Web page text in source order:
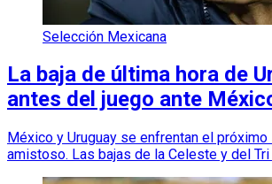
Selección Mexicana
La baja de última hora de
antes del juego ante
México y Uruguay se enfrentan el próximo
amistoso. Las bajas de la Celeste y del